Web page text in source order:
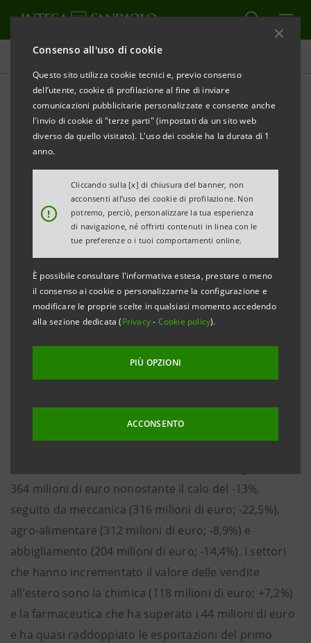
Consenso all'uso di cookie
Questo sito utilizza cookie tecnici e, previo consenso
dell’utente, cookie di profilazione al fine di inviare
comunicazioni pubblicitarie personalizzate e consente anche
l'invio di cookie di "terze parti" (impostati da un sito web
diverso da quello visitato). L'uso dei cookie ha la durata di 1
anno.
!
Cliccando sulla [x] di chiusura del banner, non
acconsenti all’uso dei cookie di profilazione. Non
potremo, perciò, personalizzare la tua esperienza
di navigazione, né offrirti contenuti in linea con le
tue preferenze o i tuoi comportamenti online.
È possibile consultare l'informativa estesa, prestare o meno
il consenso ai cookie o personalizzarne la configurazione e
modificare le proprie scelte in qualsiasi momento accedendo
alla sezione dedicata (Privacy- Cookie policy).
PIÙ OPZIONI
ACCONSENTO
Comunicati stampa
STAMPA AGGIORNA
INTESA SANPAOLO:
MONITOR DEI DISTRETTI DELL’UMBRIA
Intesa Sanpaolo
• Dati al 30/06/2020
Spoleto, 28 ottobre 2020 – L’analisi dei risultati del
commercio internazionale del primo semestre 2020
consente di effettuare una prima valutazione per
settore e territorio degli effetti della crisi in corso e di
In termini complessivi l’Umbria ha mostrato un
andamento delle esportazioni in linea con la media
364 milioni di euro nonostante il calo del -13%,
seguito da meccanica (316 milioni di euro; -22,5%),
agro-alimentare (312 milioni di euro; -8,9%) e
abbigliamento (204 milioni di euro; -14,4%). I settori
che hanno incrementato il valore delle vendite
all’estero sono la chimica (118 milioni di euro; +7,2%)
e la farmaceutica che ha superato i 44 milioni di euro
e ha quasi raddoppiato le esportazioni del primo